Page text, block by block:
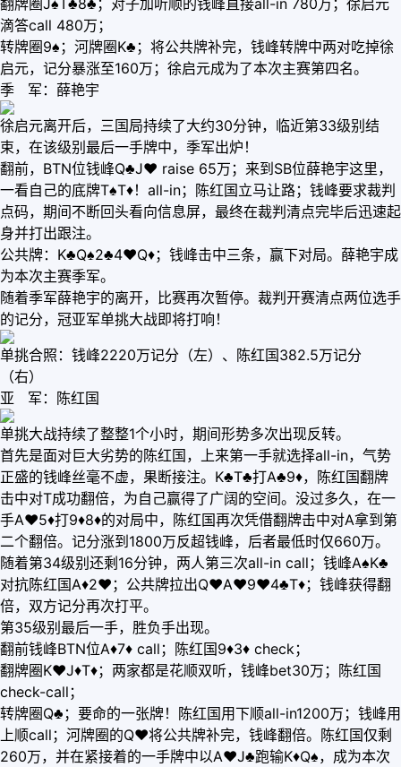
翻牌圈J♠T♣8♣；对子加听顺的钱峰直接all-in 780万；徐启元
滴答call 480万；
转牌圈9♠；河牌圈K♣；将公共牌补完，钱峰转牌中两对吃掉徐
启元，记分暴涨至160万；徐启元成为了本次主赛第四名。
季 军：薛艳宇
徐启元离开后，三国局持续了大约30分钟，临近第33级别结
束，在该级别最后一手牌中，季军出炉！
翻前，BTN位钱峰Q♣J♥ raise 65万；来到SB位薛艳宇这里，
一看自己的底牌T♠T♦！all-in；陈红国立马让路；钱峰要求裁判
点码，期间不断回头看向信息屏，最终在裁判清点完毕后迅速起
身并打出跟注。
公共牌：K♣Q♠2♣4♥Q♦；钱峰击中三条，赢下对局。薛艳宇成
为本次主赛季军。
随着季军薛艳宇的离开，比赛再次暂停。裁判开赛清点两位选手
的记分，冠亚军单挑大战即将打响！
单挑合照：钱峰2220万记分（左）、陈红国382.5万记分
（右）
亚 军：陈红国
单挑大战持续了整整1个小时，期间形势多次出现反转。
首先是面对巨大劣势的陈红国，上来第一手就选择all-in，气势
正盛的钱峰丝毫不虚，果断接注。K♣T♣打A♣9♦，陈红国翻牌
击中对T成功翻倍，为自己赢得了广阔的空间。没过多久，在一
手A♥5♦打9♦8♦的对局中，陈红国再次凭借翻牌击中对A拿到第
二个翻倍。记分涨到1800万反超钱峰，后者最低时仅660万。
随着第34级别还剩16分钟，两人第三次all-in call；钱峰A♠K♣
对抗陈红国A♦2♥；公共牌拉出Q♥A♥9♥4♣T♦；钱峰获得翻
倍，双方记分再次打平。
第35级别最后一手，胜负手出现。
翻前钱峰BTN位A♦7♦ call；陈红国9♦3♦ check；
翻牌圈K♥J♦T♦；两家都是花顺双听，钱峰bet30万；陈红国
check-call；
转牌圈Q♣；要命的一张牌！陈红国用下顺all-in1200万；钱峰用
上顺call；河牌圈的Q♥将公共牌补完，钱峰翻倍。陈红国仅剩
260万，并在紧接着的一手牌中以A♥J♣跑输K♦Q♠，成为本次